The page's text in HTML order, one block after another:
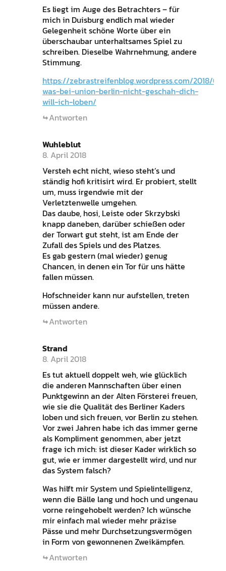
Es liegt im Auge des Betrachters – für
mich in Duisburg endlich mal wieder
Gelegenheit schöne Worte über ein
überschaubar unterhaltsames Spiel zu
schreiben. Dieselbe Wahrnehmung, andere
Stimmung.
https://zebrastreifenblog.wordpress.com/2018/
was-bei-union-berlin-nicht-geschah-dich-
will-ich-loben/
Antworten
Wuhleblut
8. April 2018
Versteh echt nicht, wieso steht’s und
ständig hofi kritisirt wird. Er probiert, stellt
um, muss irgendwie mit der
Verletztenwelle umgehen.
Das daube, hosi, Leiste oder Skrzybski
knapp daneben, darüber schießen oder
der Torwart gut steht, ist am Ende der
Zufall des Spiels und des Platzes.
Es gab gestern (mal wieder) genug
Chancen, in denen ein Tor für uns hätte
fallen müssen.
Hofschneider kann nur aufstellen, treten
müssen andere.
Antworten
Strand
8. April 2018
Es tut aktuell doppelt weh, wie glücklich
die anderen Mannschaften über einen
Punktgewinn an der Alten Försterei freuen,
wie sie die Qualität des Berliner Kaders
loben und sich freuen, vor Berlin zu stehen.
Vor zwei Jahren habe ich das immer gerne
als Kompliment genommen, aber jetzt
frage ich mich: ist dieser Kader wirklich so
gut, wie er immer dargestellt wird, und nur
das System falsch?
Was hilft mir System und Spielintelligenz,
wenn die Bälle lang und hoch und ungenau
vorne reingehobelt werden? Ich wünsche
mir einfach mal wieder mehr präzise
Pässe und mehr Durchsetzungsvermögen
in Form von gewonnenen Zweikämpfen.
Antworten